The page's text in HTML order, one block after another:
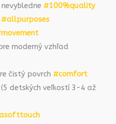
#100%quality
#allpurposes
moderný vzhľad
čistý povrch #comfort
detských veľkostí 3-4 až